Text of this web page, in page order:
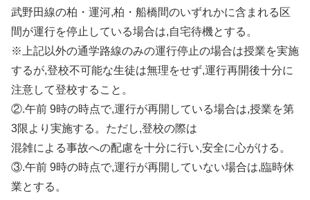
武野田線の柏・運河,柏・船橋間のいずれかに含まれる区
間が運行を停止している場合は,自宅待機とする。
※上記以外の通学路線のみの運行停止の場合は授業を実施
するが,登校不可能な生徒は無理をせず,運行再開後十分に
注意して登校すること。
②.午前 9時の時点で,運行が再開している場合は,授業を第
3限より実施する。ただし,登校の際は
混雑による事故への配慮を十分に行い,安全に心がける。
③.午前 9時の時点で,運行が再開していない場合は,臨時休
業とする。